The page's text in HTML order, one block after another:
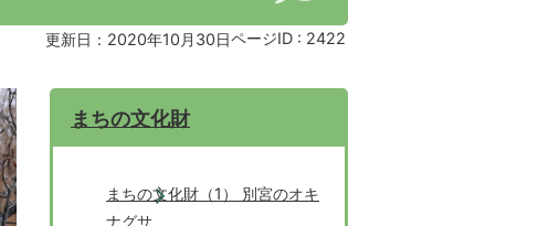
更新日：2020年10月30日ページID : 2422
まちの文化財
まちの文化財（1） 別宮のオキ
ナグサ